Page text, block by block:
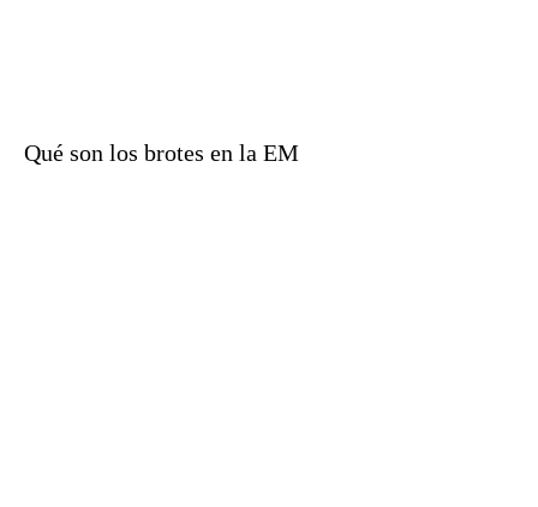
Qué son los brotes en la EM